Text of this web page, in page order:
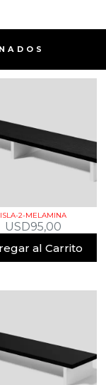
ISLA-2-MELAMINA
USD95,00
al Carrito